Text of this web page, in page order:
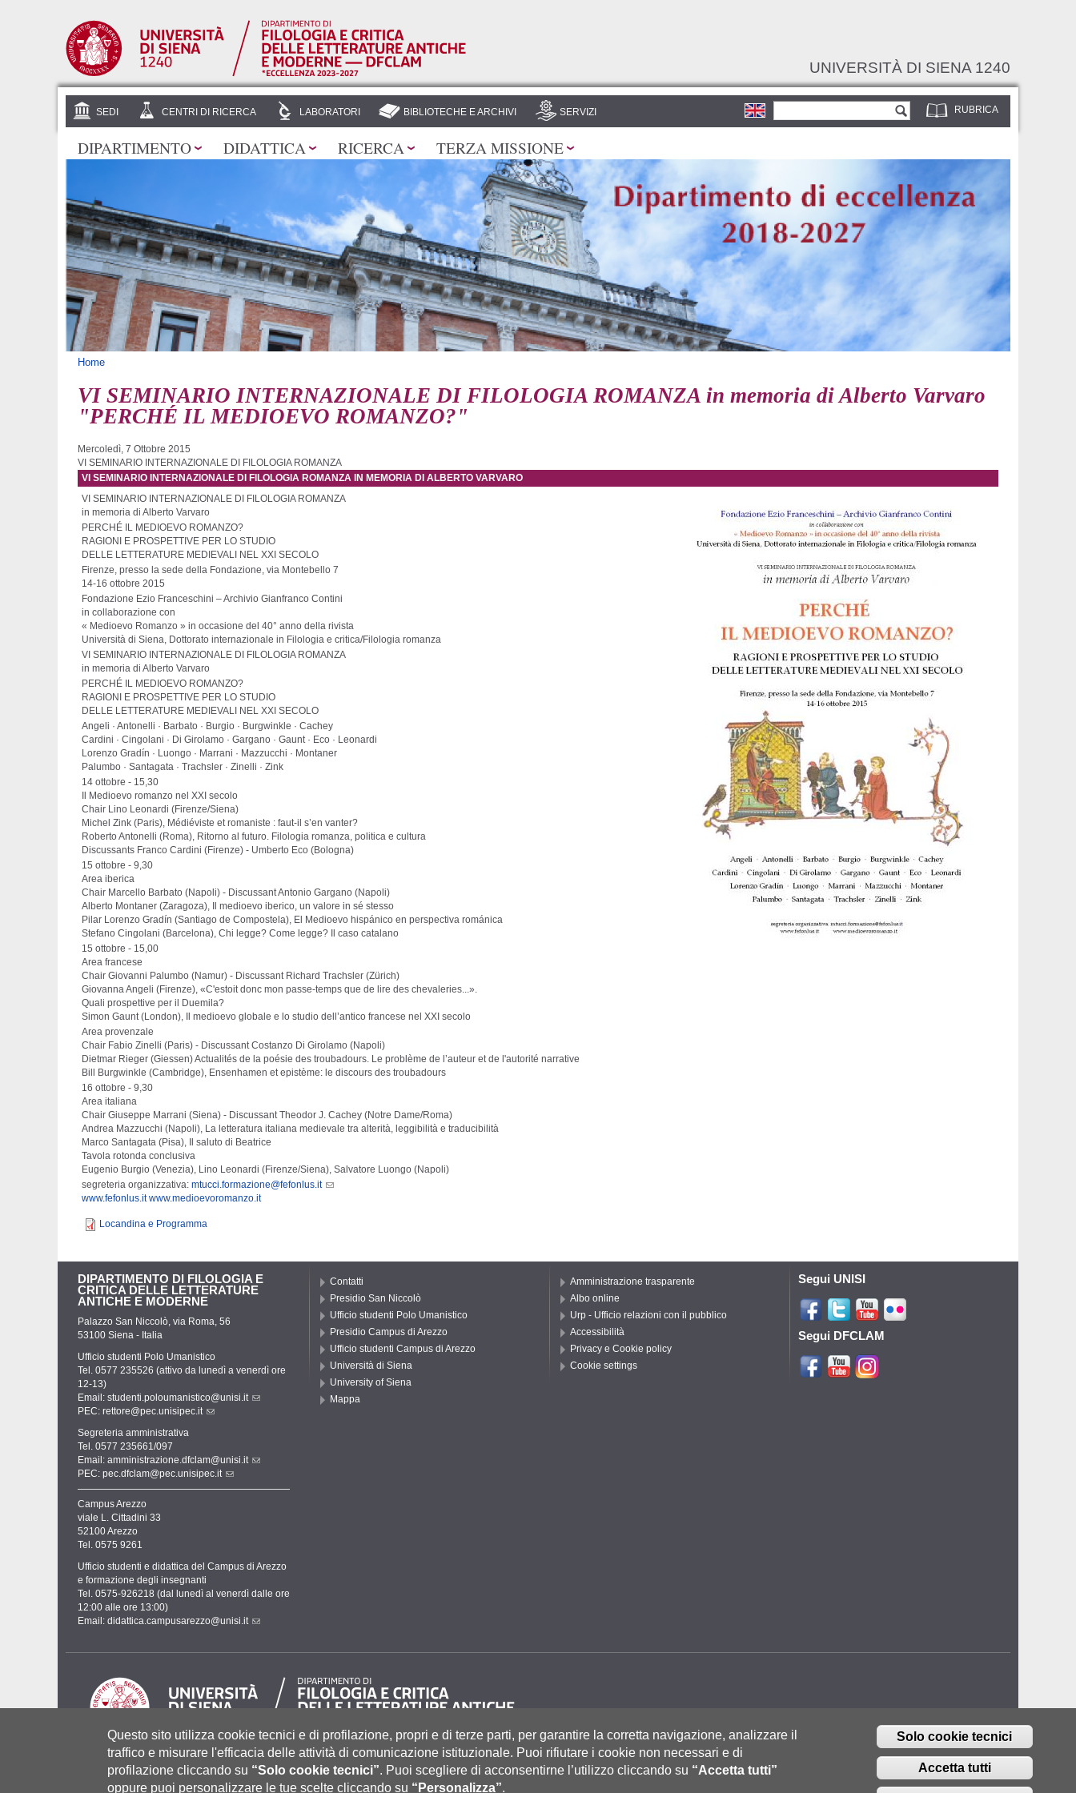
UNIVERSITÀ DI SIENA 1240
RUBRICA
Form di ricerca
SEDI CENTRI DI RICERCA LABORATORI BIBLIOTECHE E ARCHIVI SERVIZI
DIPARTIMENTO DIDATTICA RICERCA TERZA MISSIONE
Tu sei qui
Home
VI SEMINARIO INTERNAZIONALE DI FILOLOGIA ROMANZA in memoria di Alberto Varvaro
"PERCHÉ IL MEDIOEVO ROMANZO?"
Mercoledì, 7 Ottobre 2015
VI SEMINARIO INTERNAZIONALE DI FILOLOGIA ROMANZA
VI SEMINARIO INTERNAZIONALE DI FILOLOGIA ROMANZA IN MEMORIA DI ALBERTO VARVARO
VI SEMINARIO INTERNAZIONALE DI FILOLOGIA ROMANZA
in memoria di Alberto Varvaro
PERCHÉ IL MEDIOEVO ROMANZO?
RAGIONI E PROSPETTIVE PER LO STUDIO
DELLE LETTERATURE MEDIEVALI NEL XXI SECOLO
Firenze, presso la sede della Fondazione, via Montebello 7
14-16 ottobre 2015
Fondazione Ezio Franceschini – Archivio Gianfranco Contini
in collaborazione con
« Medioevo Romanzo » in occasione del 40° anno della rivista
Università di Siena, Dottorato internazionale in Filologia e critica/Filologia romanza
VI SEMINARIO INTERNAZIONALE DI FILOLOGIA ROMANZA
in memoria di Alberto Varvaro
PERCHÉ IL MEDIOEVO ROMANZO?
RAGIONI E PROSPETTIVE PER LO STUDIO
DELLE LETTERATURE MEDIEVALI NEL XXI SECOLO
Angeli · Antonelli · Barbato · Burgio · Burgwinkle · Cachey
Cardini · Cingolani · Di Girolamo · Gargano · Gaunt · Eco · Leonardi
Lorenzo Gradín · Luongo · Marrani · Mazzucchi · Montaner
Palumbo · Santagata · Trachsler · Zinelli · Zink
14 ottobre - 15,30
Il Medioevo romanzo nel XXI secolo
Chair Lino Leonardi (Firenze/Siena)
Michel Zink (Paris), Médiéviste et romaniste : faut-il s’en vanter?
Roberto Antonelli (Roma), Ritorno al futuro. Filologia romanza, politica e cultura
Discussants Franco Cardini (Firenze) - Umberto Eco (Bologna)
15 ottobre - 9,30
Area iberica
Chair Marcello Barbato (Napoli) - Discussant Antonio Gargano (Napoli)
Alberto Montaner (Zaragoza), Il medioevo iberico, un valore in sé stesso
Pilar Lorenzo Gradín (Santiago de Compostela), El Medioevo hispánico en perspectiva románica
Stefano Cingolani (Barcelona), Chi legge? Come legge? Il caso catalano
15 ottobre - 15,00
Area francese
Chair Giovanni Palumbo (Namur) - Discussant Richard Trachsler (Zürich)
Giovanna Angeli (Firenze), «C'estoit donc mon passe-temps que de lire des chevaleries...».
Quali prospettive per il Duemila?
Simon Gaunt (London), Il medioevo globale e lo studio dell’antico francese nel XXI secolo
Area provenzale
Chair Fabio Zinelli (Paris) - Discussant Costanzo Di Girolamo (Napoli)
Dietmar Rieger (Giessen) Actualités de la poésie des troubadours. Le problème de l’auteur et de l'autorité narrative
Bill Burgwinkle (Cambridge), Ensenhamen et epistème: le discours des troubadours
16 ottobre - 9,30
Area italiana
Chair Giuseppe Marrani (Siena) - Discussant Theodor J. Cachey (Notre Dame/Roma)
Andrea Mazzucchi (Napoli), La letteratura italiana medievale tra alterità, leggibilità e traducibilità
Marco Santagata (Pisa), Il saluto di Beatrice
Tavola rotonda conclusiva
Eugenio Burgio (Venezia), Lino Leonardi (Firenze/Siena), Salvatore Luongo (Napoli)
segreteria organizzativa: mtucci.formazione@fefonlus.it
www.fefonlus.it www.medioevoromanzo.it
Locandina e Programma
DIPARTIMENTO DI FILOLOGIA E
CRITICA DELLE LETTERATURE
ANTICHE E MODERNE
Palazzo San Niccolò, via Roma, 56
53100 Siena - Italia
Ufficio studenti Polo Umanistico
Tel. 0577 235526 (attivo da lunedì a venerdì ore
12-13)
Email: studenti.poloumanistico@unisi.it
PEC: rettore@pec.unisipec.it
Segreteria amministrativa
Tel. 0577 235661/097
Email: amministrazione.dfclam@unisi.it
PEC: pec.dfclam@pec.unisipec.it
Campus Arezzo
viale L. Cittadini 33
52100 Arezzo
Tel. 0575 9261
Ufficio studenti e didattica del Campus di Arezzo
e formazione degli insegnanti
Tel. 0575-926218 (dal lunedì al venerdì dalle ore
12:00 alle ore 13:00)
Email: didattica.campusarezzo@unisi.it
Contatti
Presidio San Niccolò
Ufficio studenti Polo Umanistico
Presidio Campus di Arezzo
Ufficio studenti Campus di Arezzo
Università di Siena
University of Siena
Mappa
Amministrazione trasparente
Albo online
Urp - Ufficio relazioni con il pubblico
Accessibilità
Privacy e Cookie policy
Cookie settings
Segui UNISI
Segui DFCLAM
Università degli Studi di Siena- Rettorato, via Banchi di Sotto 55, 53100 Siena ITALIA
P.IVA 00273530527 | C.F. 80002070524 |Coordinate bancarie|Caselle Pec: Posta Elettronica Certificata
Questo sito utilizza cookie tecnici e di profilazione, propri e di terze parti, per garantire la corretta navigazione, analizzare il
traffico e misurare l'efficacia delle attività di comunicazione istituzionale. Puoi rifiutare i cookie non necessari e di
profilazione cliccando su “Solo cookie tecnici”. Puoi scegliere di acconsentirne l’utilizzo cliccando su “Accetta tutti”
oppure puoi personalizzare le tue scelte cliccando su “Personalizza”.
Solo cookie tecnici
Accetta tutti